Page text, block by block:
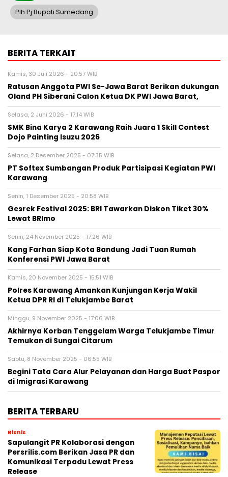
Plh Pj Bupati Sumedang
BERITA TERKAIT
Kamis, 30 Juli 2026 - 20:57 WIB
Ratusan Anggota PWI Se-Jawa Barat Berikan dukungan
Oland PH Siberani Calon Ketua DK PWI Jawa Barat,
Selasa, 2 Juni 2026 - 17:14 WIB
SMK Bina Karya 2 Karawang Raih Juara 1 Skill Contest
Dojo Painting Isuzu 2026
Selasa, 2 Desember 2025 - 07:35 WIB
PT Softex Sumbangan Produk Partisipasi Kegiatan PWI
Karawang
Senin, 1 Desember 2025 - 20:58 WIB
Gesrek Festival 2025: BRI Tawarkan Diskon Tiket 30%
Lewat BRImo
Senin, 24 November 2025 - 17:26 WIB
Kang Farhan Siap Kota Bandung Jadi Tuan Rumah
Konferensi PWI Jawa Barat
Kamis, 20 November 2025 - 15:51 WIB
Polres Karawang Amankan Kunjungan Kerja Wakil
Ketua DPR RI di Telukjambe Barat
Minggu, 9 November 2025 - 17:06 WIB
Akhirnya Korban Tenggelam Warga Telukjambe Timur
Temukan di Sungai Citarum
Sabtu, 8 November 2025 - 06:55 WIB
Begini Tata Cara Alur Pelayanan dan Harga Buat Paspor
di Imigrasi Karawang
BERITA TERBARU
Bisnis
Sapulangit PR Kolaborasi dengan
Persrilis.com Berikan Jasa PR dan
Komunikasi Terpadu Lewat Press
Release